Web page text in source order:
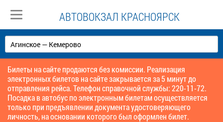
АВТОВОКЗАЛ КРАСНОЯРСК
Билеты на сайте продаются без комиссии. Реализация
электронных билетов на сайте закрывается за 5 минут до
отправления рейса. Телефон справочной службы: 220-11-72.
Посадка в автобус по электронным билетам осуществляется
только при предъявлении документа удостоверяющего
личность, на основании которого был оформлен билет.